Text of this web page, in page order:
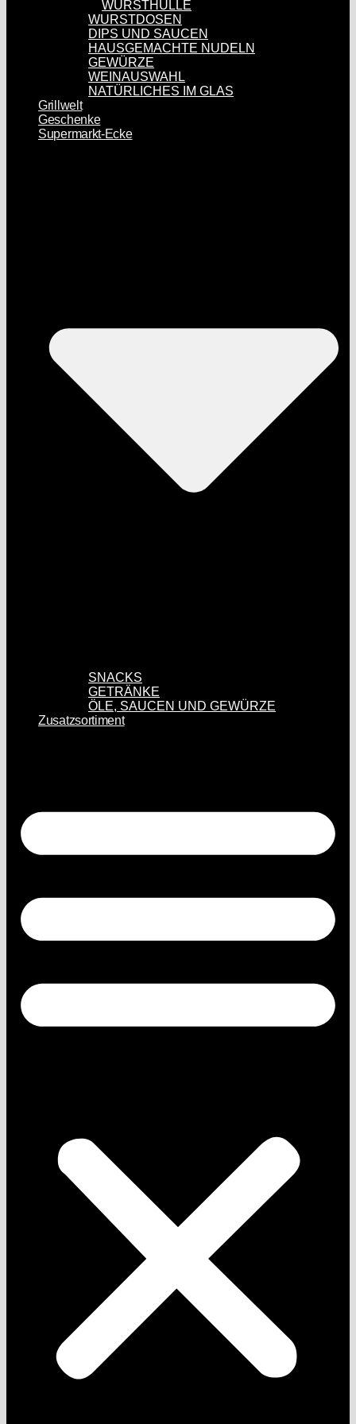
WURSTHÜLLE
WURSTDOSEN
DIPS UND SAUCEN
HAUSGEMACHTE NUDELN
GEWÜRZE
WEINAUSWAHL
NATÜRLICHES IM GLAS
Grillwelt
Geschenke
Supermarkt-Ecke
SNACKS
GETRÄNKE
ÖLE, SAUCEN UND GEWÜRZE
Zusatzsortiment